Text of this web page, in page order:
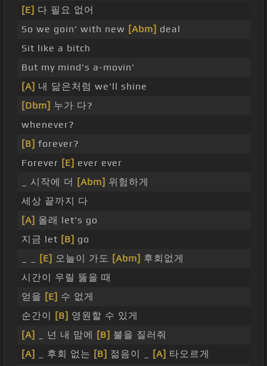
[E] 다 필요 없어
So we goin' with new [Abm] deal
Sit like a bitch
But my mind's a-movin'
[A] 내 닮은처럼 we'll shine
[Dbm] 누가 다?
whenever?
[B] forever?
Forever [E] ever ever
_ 시작에 더
[Abm] 위험하게
세상 끝까지 다
[A] 올래 let's go
지금 let [B] go
[E] 오늘이 가도 [Abm] 후회없게
시간이 우릴 뚫을 때
얻을 [E] 수 없게
순간이
[B] 영원할 수 있게
[A]
_ 넌 내 맘에 [B] 불을 질러줘
[A]
_ 후회 없는 [B] 젊음이 _ [A] 타오르게